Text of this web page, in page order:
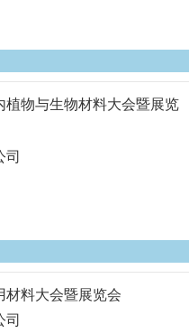
植物与生物材料大会暨展览
司
材料大会暨展览会
司